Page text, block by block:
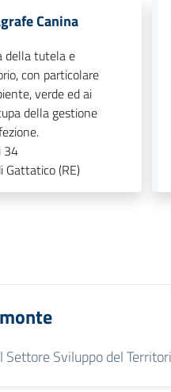
Canina
della tutela e
con particolare
verde ed ai
della gestione
34
Gattatico (RE)
Settore Sviluppo del